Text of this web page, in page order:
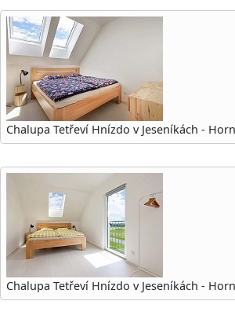
Chalupa Tetřeví Hnízdo v Jeseníkách -
Chalupa Tetřeví Hnízdo v Jeseníkách -